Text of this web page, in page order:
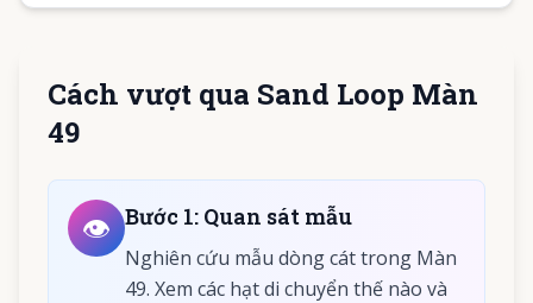
Cách vượt qua Sand Loop Màn
49
👁️ Bước 1: Quan sát mẫu
Nghiên cứu mẫu dòng cát trong Màn
49. Xem các hạt di chuyển thế nào và